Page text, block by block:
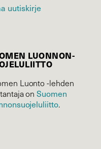
uutiskirje
LUONNON­
Luonto -lehden
onSuomen
.